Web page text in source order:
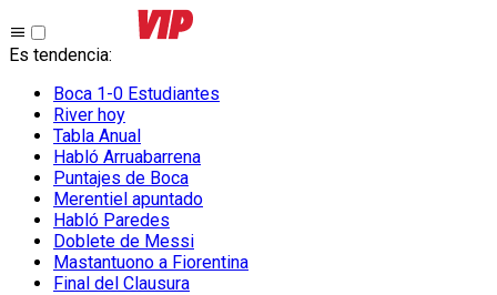
Es tendencia:
Boca 1-0 Estudiantes
River hoy
Tabla Anual
Habló Arruabarrena
Puntajes de Boca
Merentiel apuntado
Habló Paredes
Doblete de Messi
Mastantuono a Fiorentina
Final del Clausura